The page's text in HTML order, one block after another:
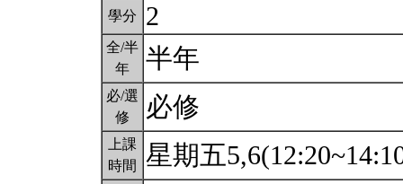
學分 2
全/半
年
半年
必/選
修
必修
上課
時間
星期五